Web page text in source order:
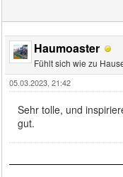
Haumoaster
Fühlt sich wie zu
05.03.2023, 21:42
Sehr tolle, und
gut.